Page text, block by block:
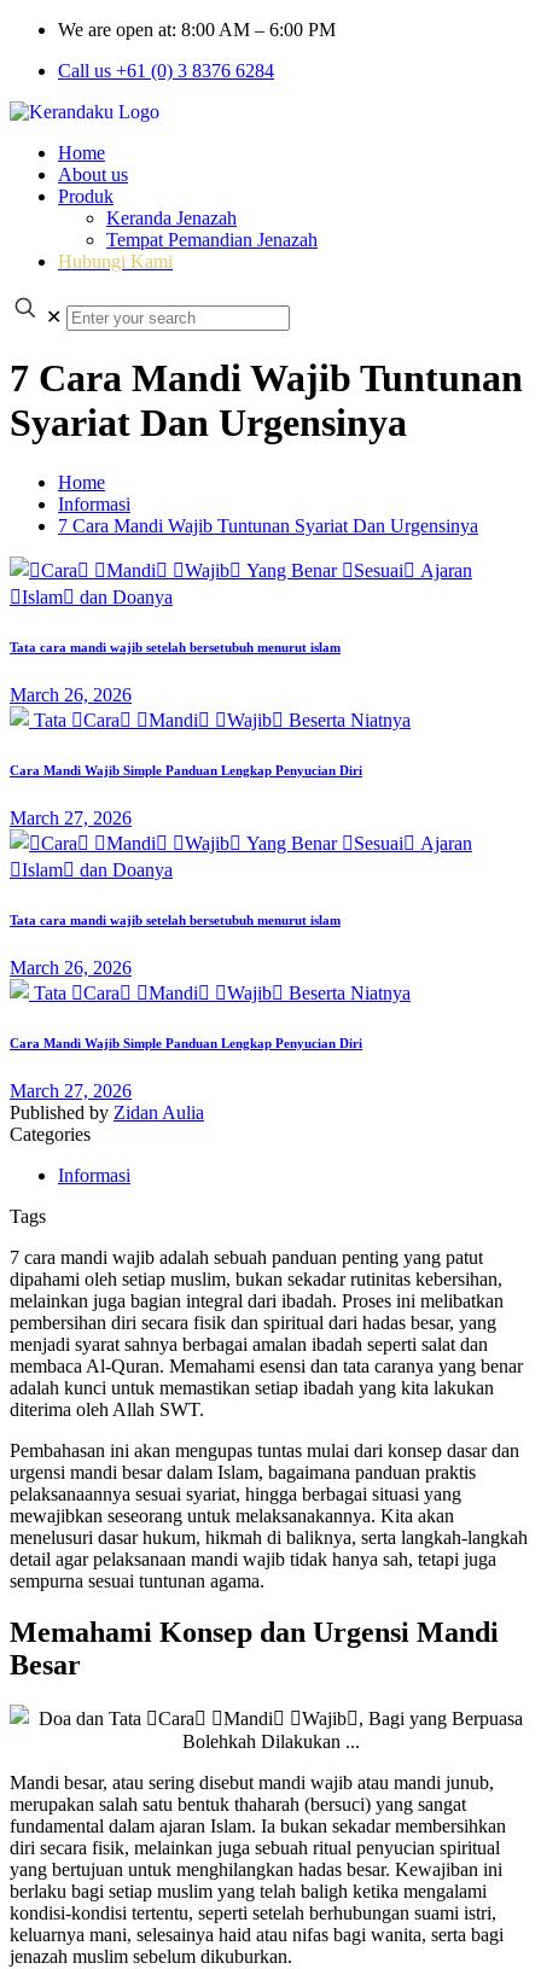
We are open at: 8:00 AM – 6:00 PM
Call us +61 (0) 3 8376 6284
Home
About us
Produk
Keranda Jenazah
Tempat Pemandian Jenazah
Hubungi Kami
✕
7 Cara Mandi Wajib Tuntunan
Syariat Dan Urgensinya
Home
Informasi
7 Cara Mandi Wajib Tuntunan Syariat Dan Urgensinya
Tata cara mandi wajib setelah bersetubuh menurut islam
March 26, 2026
Cara Mandi Wajib Simple Panduan Lengkap Penyucian Diri
March 27, 2026
Tata cara mandi wajib setelah bersetubuh menurut islam
March 26, 2026
Cara Mandi Wajib Simple Panduan Lengkap Penyucian Diri
March 27, 2026
Published by Zidan Aulia
Categories
Informasi
Tags
7 cara mandi wajib adalah sebuah panduan penting yang patut
dipahami oleh setiap muslim, bukan sekadar rutinitas kebersihan,
melainkan juga bagian integral dari ibadah. Proses ini melibatkan
pembersihan diri secara fisik dan spiritual dari hadas besar, yang
menjadi syarat sahnya berbagai amalan ibadah seperti salat dan
membaca Al-Quran. Memahami esensi dan tata caranya yang benar
adalah kunci untuk memastikan setiap ibadah yang kita lakukan
diterima oleh Allah SWT.
Pembahasan ini akan mengupas tuntas mulai dari konsep dasar dan
urgensi mandi besar dalam Islam, bagaimana panduan praktis
pelaksanaannya sesuai syariat, hingga berbagai situasi yang
mewajibkan seseorang untuk melaksanakannya. Kita akan
menelusuri dasar hukum, hikmah di baliknya, serta langkah-langkah
detail agar pelaksanaan mandi wajib tidak hanya sah, tetapi juga
sempurna sesuai tuntunan agama.
Memahami Konsep dan Urgensi Mandi
Besar
Mandi besar, atau sering disebut mandi wajib atau mandi junub,
merupakan salah satu bentuk thaharah (bersuci) yang sangat
fundamental dalam ajaran Islam. Ia bukan sekadar membersihkan
diri secara fisik, melainkan juga sebuah ritual penyucian spiritual
yang bertujuan untuk menghilangkan hadas besar. Kewajiban ini
berlaku bagi setiap muslim yang telah baligh ketika mengalami
kondisi-kondisi tertentu, seperti setelah berhubungan suami istri,
keluarnya mani, selesainya haid atau nifas bagi wanita, serta bagi
jenazah muslim sebelum dikuburkan.